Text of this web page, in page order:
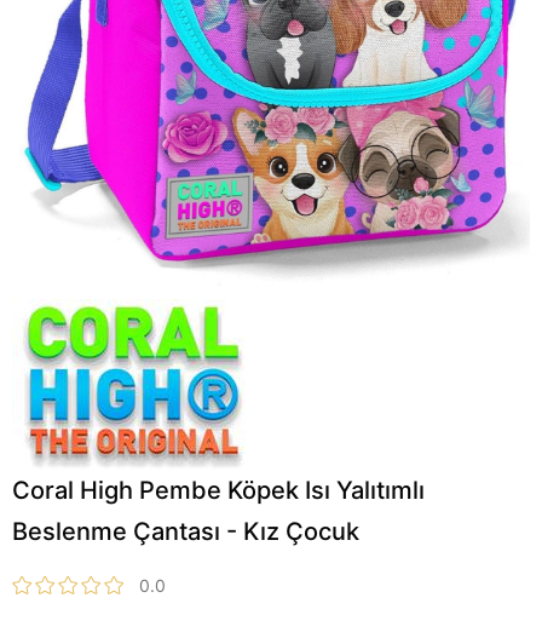
Coral High Pembe Köpek Isı Yalıtımlı
Beslenme Çantası - Kız Çocuk
0.0